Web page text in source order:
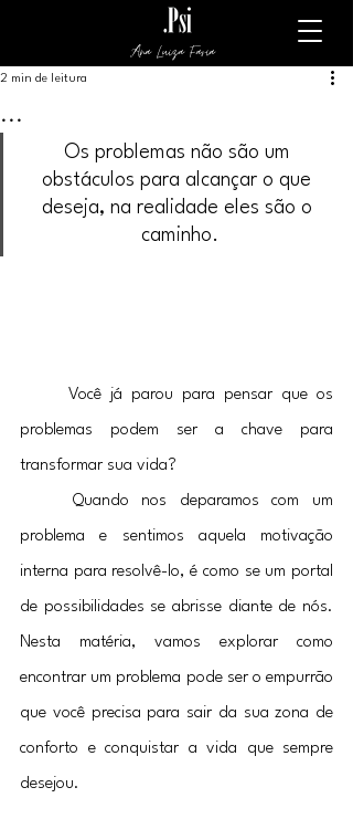
Ana Luiza Faria
...
2 min de leitura
Os problemas não são um
obstáculos para alcançar o que
deseja, na realidade eles são o
caminho.
problemas podem ser a chave para
transformar sua vida?
problema e sentimos aquela motivação
interna para resolvê-lo, é como se um portal
de possibilidades se abrisse diante de nós.
Nesta matéria, vamos explorar como
encontrar um problema pode ser o empurrão
que você precisa para sair da sua zona de
conforto e conquistar a vida que sempre
desejou.